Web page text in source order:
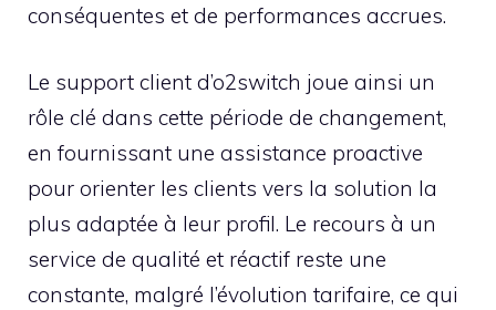
conséquentes et de performances accrues.
Le support client d’o2switch joue ainsi un
rôle clé dans cette période de changement,
en fournissant une assistance proactive
pour orienter les clients vers la solution la
plus adaptée à leur profil. Le recours à un
service de qualité et réactif reste une
constante, malgré l’évolution tarifaire, ce qui